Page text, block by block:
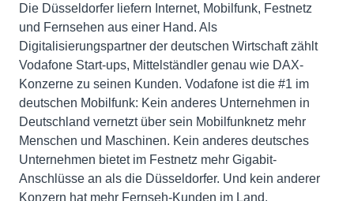
Die Düsseldorfer liefern Internet, Mobilfunk, Festnetz
und Fernsehen aus einer Hand. Als
Digitalisierungspartner der deutschen Wirtschaft zählt
Vodafone Start-ups, Mittelständler genau wie DAX-
Konzerne zu seinen Kunden. Vodafone ist die #1 im
deutschen Mobilfunk: Kein anderes Unternehmen in
Deutschland vernetzt über sein Mobilfunknetz mehr
Menschen und Maschinen. Kein anderes deutsches
Unternehmen bietet im Festnetz mehr Gigabit-
Anschlüsse an als die Düsseldorfer. Und kein anderer
Konzern hat mehr Fernseh-Kunden im Land.